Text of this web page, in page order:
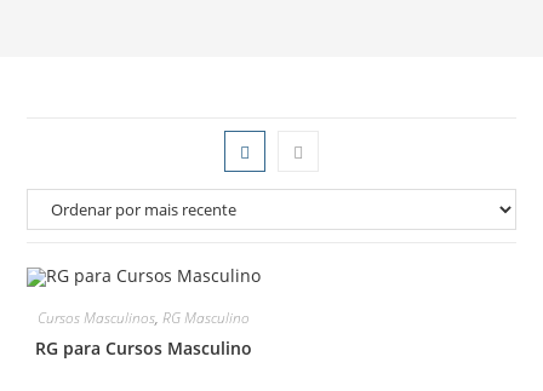
Cursos Masculinos, RG Masculino
RG para Cursos Masculino